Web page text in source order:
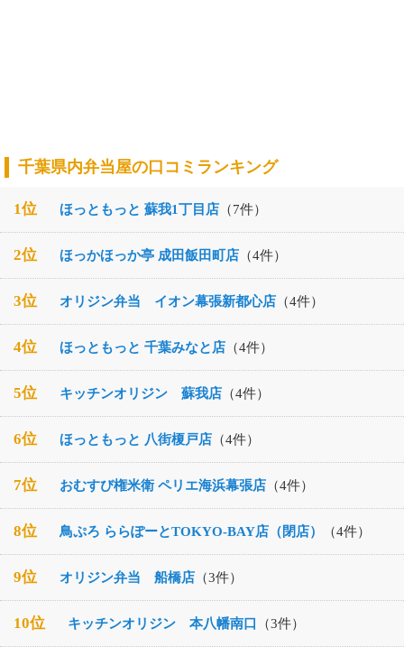
千葉県内弁当屋の口コミランキング
1位 ほっともっと 蘇我1丁目店 （7件）
2位 ほっかほっか亭 成田飯田町店 （4件）
3位 オリジン弁当 イオン幕張新都心店 （4件）
4位 ほっともっと 千葉みなと店 （4件）
5位 キッチンオリジン 蘇我店 （4件）
6位 ほっともっと 八街榎戸店 （4件）
7位 おむすび権米衛 ペリエ海浜幕張店 （4件）
8位 鳥ぷろ ららぽーとTOKYO-BAY店（閉店） （4件）
9位 オリジン弁当 船橋店 （3件）
10位 キッチンオリジン 本八幡南口 （3件）